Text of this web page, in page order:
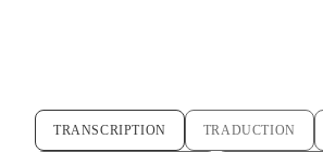
TRANSCRIPTION TRADUCTION